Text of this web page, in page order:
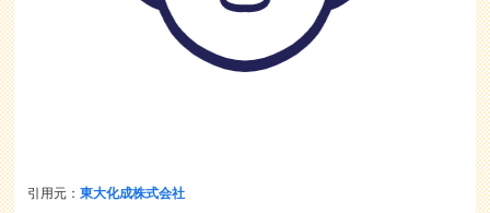
引用元：東大化成株式会社